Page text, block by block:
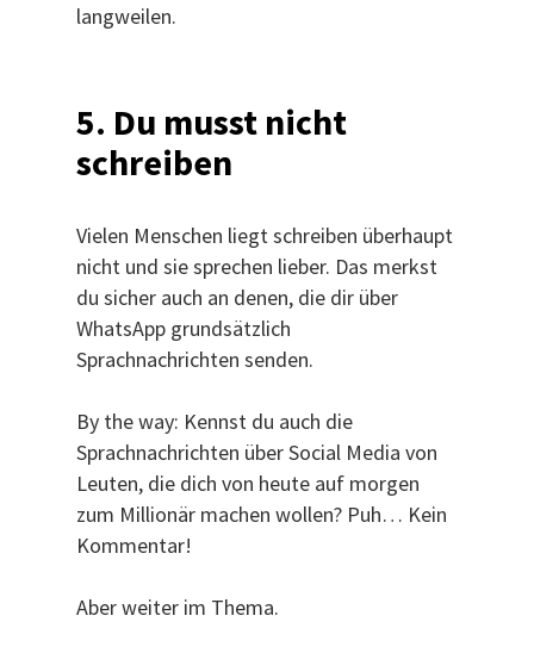
langweilen.
5. Du musst nicht
schreiben
Vielen Menschen liegt schreiben überhaupt
nicht und sie sprechen lieber. Das merkst
du sicher auch an denen, die dir über
WhatsApp grundsätzlich
Sprachnachrichten senden.
By the way: Kennst du auch die
Sprachnachrichten über Social Media von
Leuten, die dich von heute auf morgen
zum Millionär machen wollen? Puh… Kein
Kommentar!
Aber weiter im Thema.